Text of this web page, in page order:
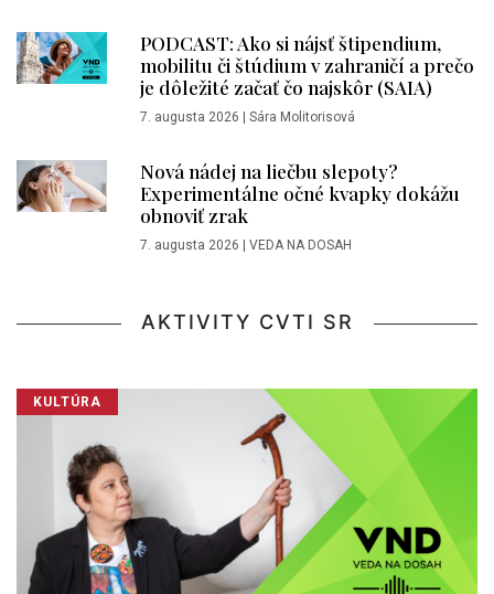
PODCAST: Ako si nájsť štipendium,
mobilitu či štúdium v zahraničí a prečo
je dôležité začať čo najskôr (SAIA)
7. augusta 2026 Sára Molitorisová
Nová nádej na liečbu slepoty?
Experimentálne očné kvapky dokážu
obnoviť zrak
7. augusta 2026 VEDA NA DOSAH
AKTIVITY CVTI SR
KULTÚRA